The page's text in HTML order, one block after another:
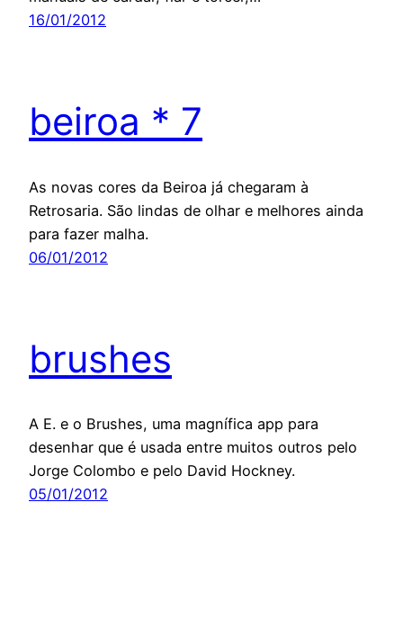
16/01/2012
beiroa * 7
As novas cores da Beiroa já chegaram à
Retrosaria. São lindas de olhar e melhores ainda
para fazer malha.
06/01/2012
brushes
A E. e o Brushes, uma magnífica app para
desenhar que é usada entre muitos outros pelo
Jorge Colombo e pelo David Hockney.
05/01/2012